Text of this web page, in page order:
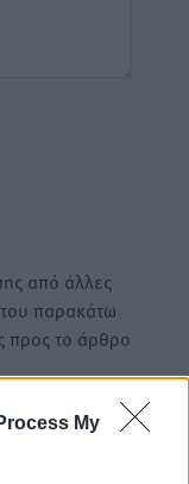
My
από άλλες
του παρακάτω
προς το άρθρο